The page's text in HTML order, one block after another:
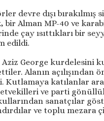
devre dışı bırakılmış
bir Alman MP-40 ve
çay ısıttıkları bir
edildi.
Aziz George kurdelesini
Alanın açılışından
katılanlar
ve parti
sanatçılar
ve toplu mezara